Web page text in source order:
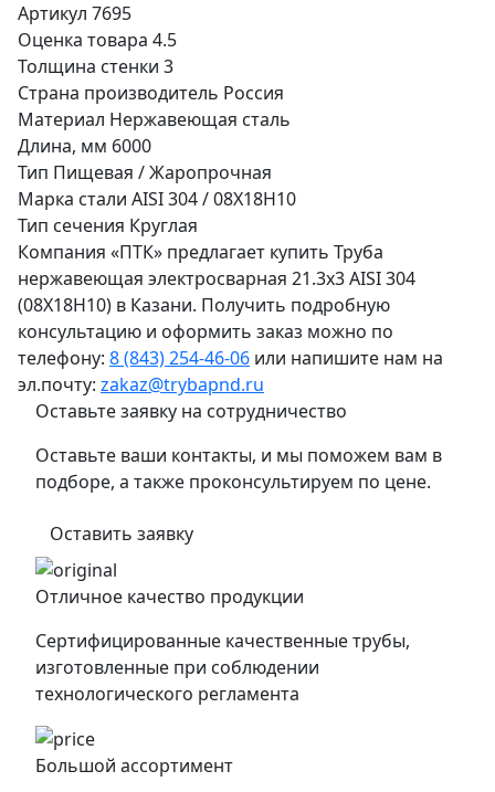
Артикул 7695
Оценка товара 4.5
Толщина стенки 3
Страна производитель Россия
Материал Нержавеющая сталь
Длина, мм 6000
Тип Пищевая / Жаропрочная
Марка стали AISI 304 / 08Х18Н10
Тип сечения Круглая
Компания «ПТК» предлагает купить Труба
нержавеющая электросварная 21.3х3 AISI 304
(08Х18Н10) в Казани. Получить подробную
консультацию и оформить заказ можно по
телефону: 8 (843) 254-46-06 или напишите нам на
эл.почту: zakaz@trybapnd.ru
Оставьте заявку на сотрудничество
Оставьте ваши контакты, и мы поможем вам в
подборе, а также проконсультируем по цене.
Оставить заявку
Отличное качество продукции
Сертифицированные качественные трубы,
изготовленные при соблюдении
технологического регламента
Большой ассортимент